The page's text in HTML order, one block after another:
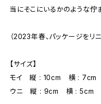
当にそこにいるかのような佇
（2023年春、パッケージをリ
【サイズ】
モイ 縦 : 10cm 横 : 7cm
ウニ 縦 : 9cm 横 : 5cm